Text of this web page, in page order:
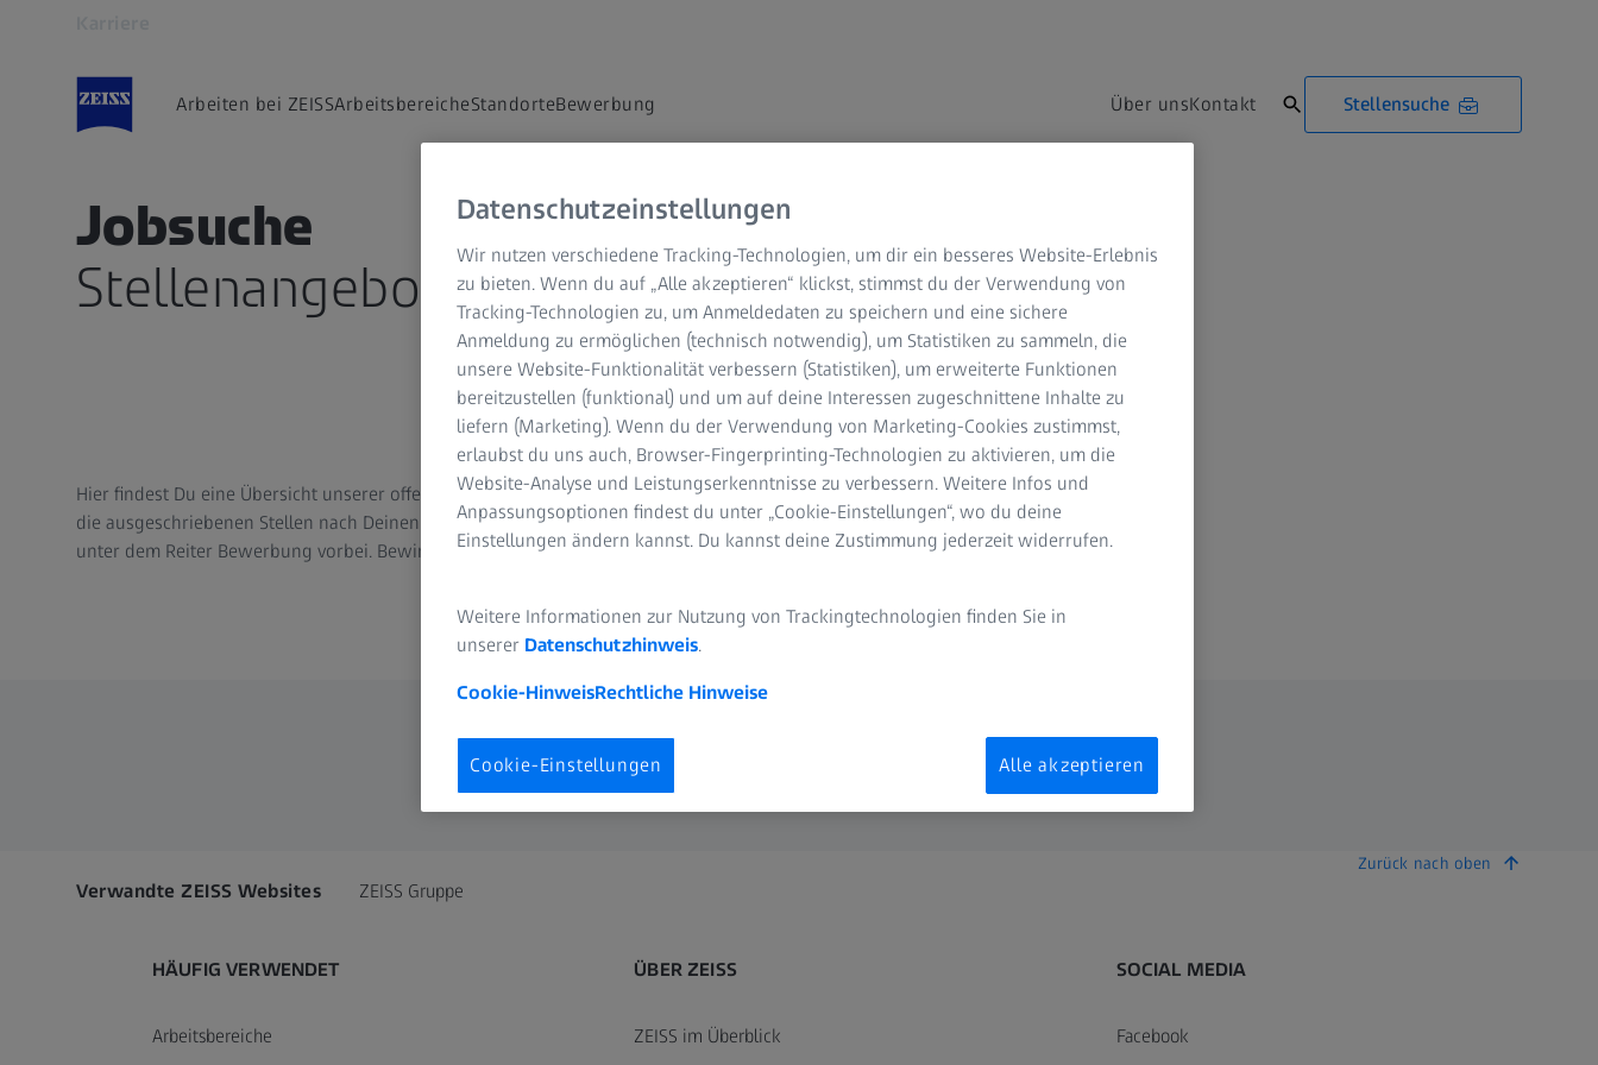
Arbeiten bei ZEISSArbeitsbereicheStandorteBewerbung Über unsKontakt Stellensuche
Jobsuche
Stellenangebote bei ZEISS
Hier findest Du eine Übersicht unserer offenen Jobs weltweit. Über die Filterfunktion oder Stichwortsuche kannst Du
die ausgeschriebenen Stellen nach Deinen Präferenzen eingrenzen. Bei Fragen schaue gerne in unserem FAQ-Bereich
unter dem Reiter Bewerbung vorbei. Bewirb Dich jetzt und werde Teil von #teamZEISS.
Zurück nach oben
Verwandte ZEISS Websites ZEISS Gruppe
HÄUFIG VERWENDET
Arbeitsbereiche
ÜBER ZEISS
ZEISS im Überblick
SOCIAL MEDIA
Facebook
Datenschutzeinstellungen
Wir nutzen verschiedene Tracking-Technologien, um dir ein besseres Website-Erlebnis
zu bieten. Wenn du auf „Alle akzeptieren“ klickst, stimmst du der Verwendung von
Tracking-Technologien zu, um Anmeldedaten zu speichern und eine sichere
Anmeldung zu ermöglichen (technisch notwendig), um Statistiken zu sammeln, die
unsere Website-Funktionalität verbessern (Statistiken), um erweiterte Funktionen
bereitzustellen (funktional) und um auf deine Interessen zugeschnittene Inhalte zu
liefern (Marketing). Wenn du der Verwendung von Marketing-Cookies zustimmst,
erlaubst du uns auch, Browser-Fingerprinting-Technologien zu aktivieren, um die
Website-Analyse und Leistungserkenntnisse zu verbessern. Weitere Infos und
Anpassungsoptionen findest du unter „Cookie-Einstellungen“, wo du deine
Einstellungen ändern kannst. Du kannst deine Zustimmung jederzeit widerrufen.
Weitere Informationen zur Nutzung von Trackingtechnologien finden Sie in
unserer Datenschutzhinweis.
Cookie-HinweisRechtliche Hinweise
Cookie-Einstellungen Alle akzeptieren